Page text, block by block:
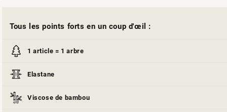
Tous les points forts en un coup d'œil :
1 article = 1 arbre
Elastane
Viscose de bambou